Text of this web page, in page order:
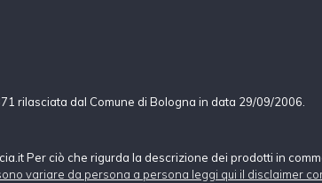
rilasciata dal Comune di Bologna in data 29/09/2006.
Per ciò che rigurda la descrizione dei prodotti in
variare da persona a persona leggi qui il disclaimer